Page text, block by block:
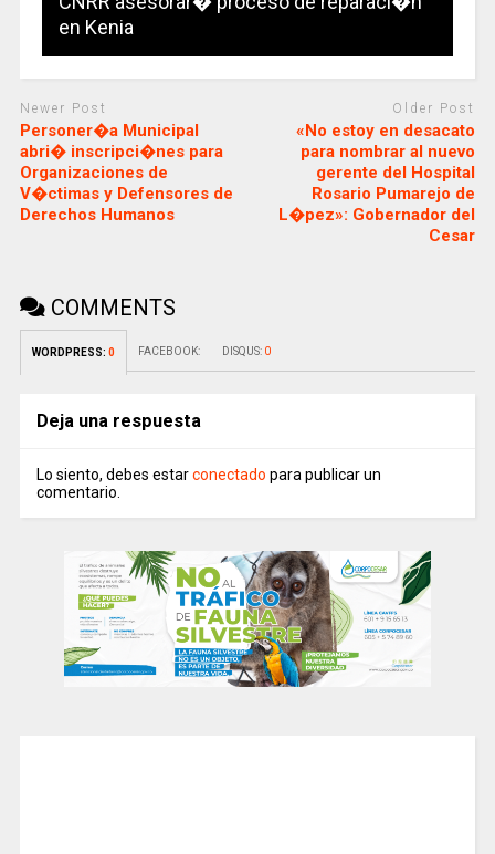
en Kenia
Newer Post
Personer�a Municipal
abri� inscripci�nes para
Organizaciones de
V�ctimas y Defensores de
Derechos Humanos
Older Post
«No estoy en desacato
para nombrar al nuevo
gerente del Hospital
Rosario Pumarejo de
L�pez»: Gobernador del
Cesar
COMMENTS
WORDPRESS: 0 FACEBOOK: DISQUS: 0
Deja una respuesta
Lo siento, debes estarconectado para publicar un
comentario.